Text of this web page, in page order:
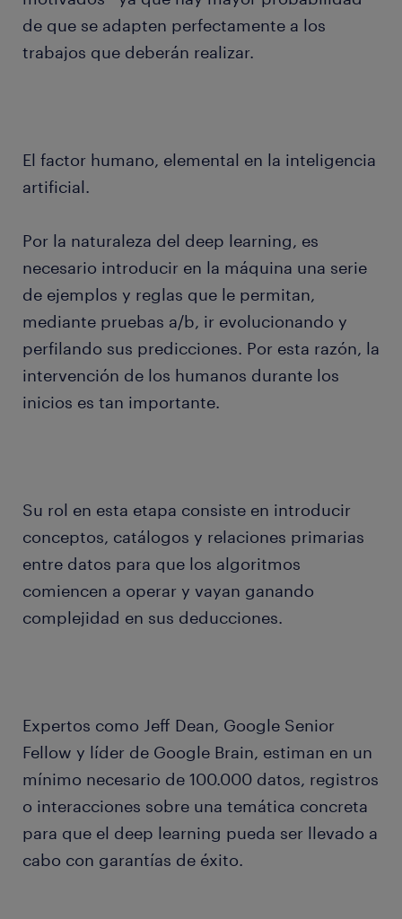
de que se adapten perfectamente a los
trabajos que deberán realizar.
El factor humano, elemental en la inteligencia
artificial.
Por la naturaleza del deep learning, es
necesario introducir en la máquina una serie
de ejemplos y reglas que le permitan,
mediante pruebas a/b, ir evolucionando y
perfilando sus predicciones. Por esta razón, la
intervención de los humanos durante los
inicios es tan importante.
Su rol en esta etapa consiste en introducir
conceptos, catálogos y relaciones primarias
entre datos para que los algoritmos
comiencen a operar y vayan ganando
complejidad en sus deducciones.
Expertos como Jeff Dean, Google Senior
Fellow y líder de Google Brain, estiman en un
mínimo necesario de 100.000 datos, registros
o interacciones sobre una temática concreta
para que el deep learning pueda ser llevado a
cabo con garantías de éxito.